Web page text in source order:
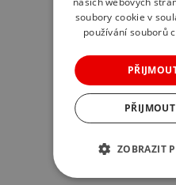
soubory cookie v
používání souborů
ZOBRAZIT